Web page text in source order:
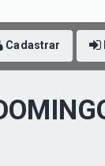
Cadastrar